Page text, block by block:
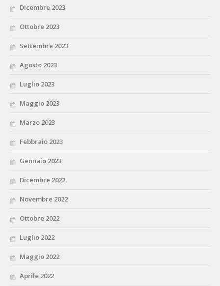
Dicembre 2023
Ottobre 2023
Settembre 2023
Agosto 2023
Luglio 2023
Maggio 2023
Marzo 2023
Febbraio 2023
Gennaio 2023
Dicembre 2022
Novembre 2022
Ottobre 2022
Luglio 2022
Maggio 2022
Aprile 2022